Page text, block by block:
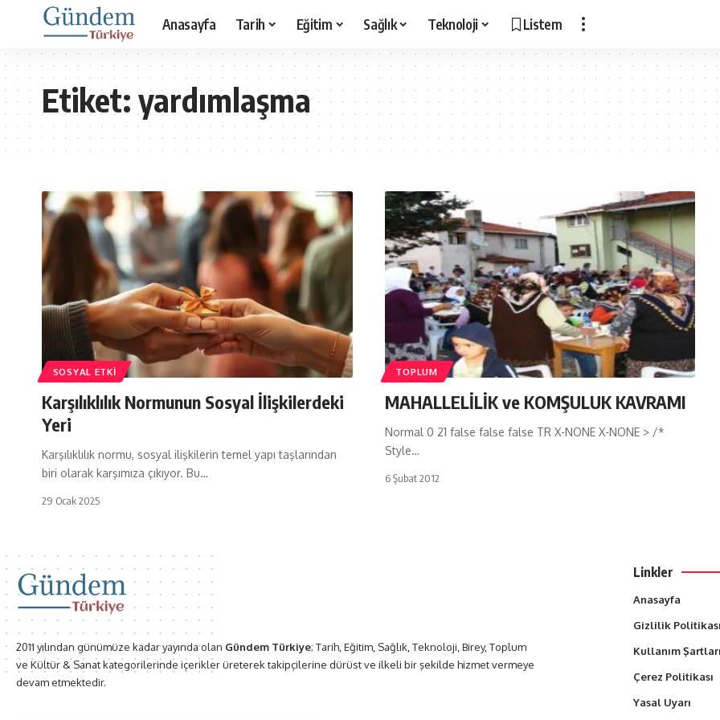
Anasayfa Tarih Eğitim Sağlık Teknoloji Listem
Etiket:yardımlaşma
SOSYAL ETKI
Karşılıklılık Normunun Sosyal İlişkilerdeki
Yeri
Karşılıklılık normu, sosyal ilişkilerin temel yapı taşlarından
biri olarak karşımıza çıkıyor. Bu…
29 Ocak 2025
TOPLUM
MAHALLELİLİK ve KOMŞULUK KAVRAMI
Normal 0 21 false false false TR X-NONE X-NONE > /*
Style…
6 Şubat 2012
2011 yılından günümüze kadar yayında olan Gündem Türkiye; Tarih, Eğitim, Sağlık, Teknoloji, Birey, Toplum
ve Kültür & Sanat kategorilerinde içerikler üreterek takipçilerine dürüst ve ilkeli bir şekilde hizmet vermeye
devam etmektedir.
Linkler
Anasayfa
Gizlilik Politikası
Kullanım Şartları
Çerez Politikası
Yasal Uyarı